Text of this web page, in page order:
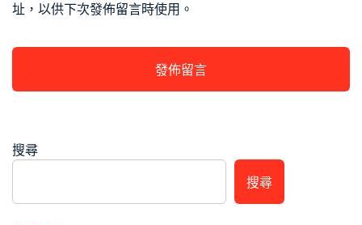
址，以供下次發佈留言時使用。
搜尋
搜尋